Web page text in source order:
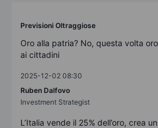
Previsioni Oltraggiose
Oro alla patria? No, questa volta oro
ai cittadini
2025-12-02 08:30
Ruben Dalfovo
Investment Strategist
L’Italia vende il 25% dell’oro, crea un